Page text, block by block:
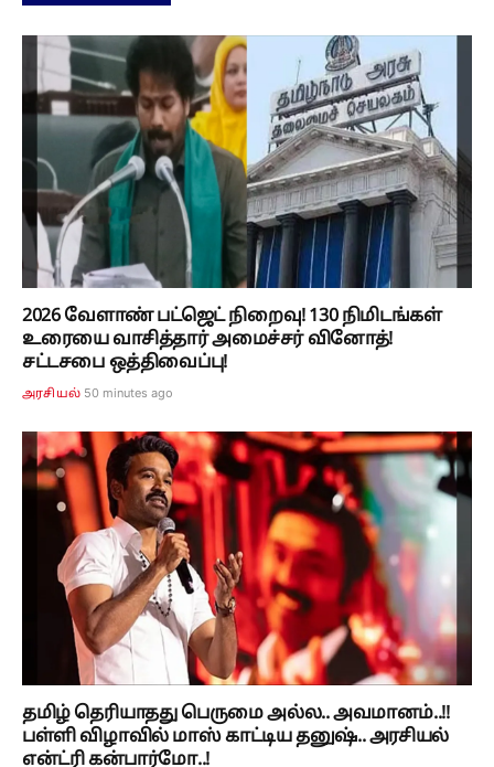
2026 வேளாண் பட்ஜெட் நிறைவு! 130 நிமிடங்கள்
உரையை வாசித்தார் அமைச்சர் வினோத்!
சட்டசபை ஒத்திவைப்பு!
அரசியல் 50 minutes ago
தமிழ் தெரியாதது பெருமை அல்ல.. அவமானம்..!!
பள்ளி விழாவில் மாஸ் காட்டிய தனுஷ்.. அரசியல்
என்ட்ரி கன்பார்மோ..!